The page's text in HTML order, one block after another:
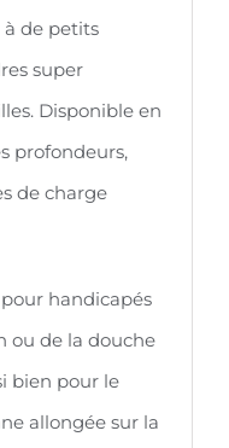
à de petits
super
Disponible en
profondeurs,
de charge
handicapés
ou de la douche
bien pour le
allongée sur la